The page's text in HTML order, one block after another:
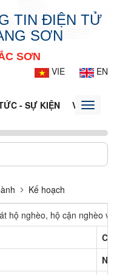
TIN ĐIỆN TỬ
SƠN
SƠN
VIE
EN
- SỰ KIỆN VĂN BẢN
Toggle
Kế hoạch
hộ nghèo, hộ cận nghèo